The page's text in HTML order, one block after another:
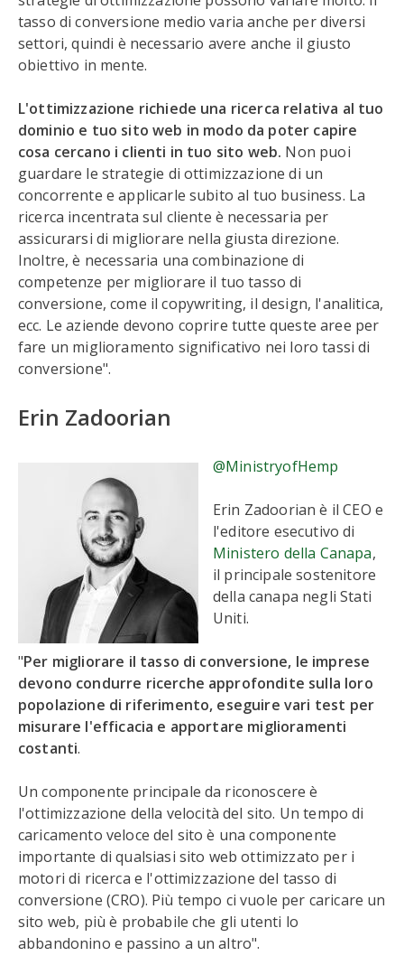
tasso di conversione medio varia anche per diversi
settori, quindi è necessario avere anche il giusto
obiettivo in mente.
L'ottimizzazione richiede una ricerca relativa al tuo
dominio e tuo sito web in modo da poter capire
cosa cercano i clienti in tuo sito web. Non puoi
guardare le strategie di ottimizzazione di un
concorrente e applicarle subito al tuo business. La
ricerca incentrata sul cliente è necessaria per
assicurarsi di migliorare nella giusta direzione.
Inoltre, è necessaria una combinazione di
competenze per migliorare il tuo tasso di
conversione, come il copywriting, il design, l'analitica,
ecc. Le aziende devono coprire tutte queste aree per
fare un miglioramento significativo nei loro tassi di
conversione".
Erin Zadoorian
@MinistryofHemp
Erin Zadoorian è il CEO e
l'editore esecutivo di
Ministero della Canapa,
il principale sostenitore
della canapa negli Stati
Uniti.
"Per migliorare il tasso di conversione, le imprese
devono condurre ricerche approfondite sulla loro
popolazione di riferimento, eseguire vari test per
misurare l'efficacia e apportare miglioramenti
costanti.
Un componente principale da riconoscere è
l'ottimizzazione della velocità del sito. Un tempo di
caricamento veloce del sito è una componente
importante di qualsiasi sito web ottimizzato per i
motori di ricerca e l'ottimizzazione del tasso di
conversione (CRO). Più tempo ci vuole per caricare un
sito web, più è probabile che gli utenti lo
abbandonino e passino a un altro".